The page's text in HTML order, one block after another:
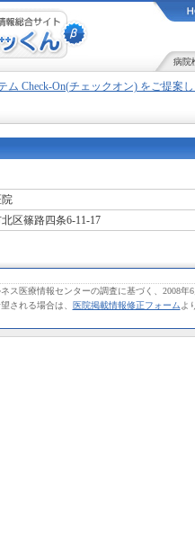
病院
ム Check-On(チェックオン) をご提案
区篠路四条6-11-17
ス医療情報センターの調査に基づく、2008年
される場合は、
医院掲載情報修正フォーム よ